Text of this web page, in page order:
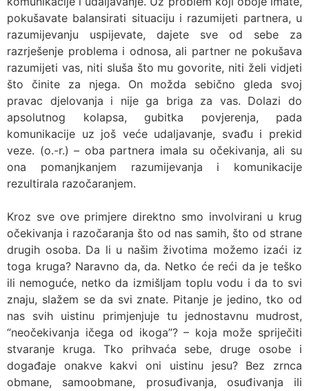
pokušavate balansirati situaciju i razumijeti partnera, u
razumijevanju uspijevate, dajete sve od sebe za
razrješenje problema i odnosa, ali partner ne pokušava
razumijeti vas, niti sluša što mu govorite, niti želi vidjeti
što činite za njega. On možda sebično gleda svoj
pravac djelovanja i nije ga briga za vas. Dolazi do
apsolutnog kolapsa, gubitka povjerenja, pada
komunikacije uz još veće udaljavanje, svađu i prekid
veze. (o.-r.) – oba partnera imala su očekivanja, ali su
ona pomanjkanjem razumijevanja i komunikacije
rezultirala razočaranjem.
Kroz sve ove primjere direktno smo involvirani u krug
očekivanja i razočaranja što od nas samih, što od strane
drugih osoba. Da li u našim životima možemo izaći iz
toga kruga? Naravno da, da. Netko će reći da je teško
ili nemoguće, netko da izmišljam toplu vodu i da to svi
znaju, slažem se da svi znate. Pitanje je jedino, tko od
nas svih uistinu primjenjuje tu jednostavnu mudrost,
“neočekivanja ičega od ikoga”? – koja može spriječiti
stvaranje kruga. Tko prihvaća sebe, druge osobe i
događaje onakve kakvi oni uistinu jesu? Bez zrnca
obmane, samoobmane, prosuđivanja, osuđivanja ili